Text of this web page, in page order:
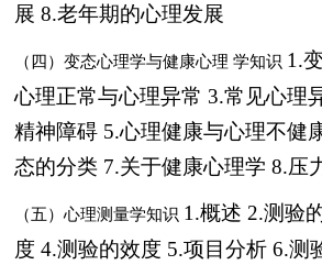
展8.老年期的心理发展
（四）变态心理学与健康心理学知识 1.
心理正常与心理异常 3.常见心理
精神障碍 5.心理健康与心理不健
态的分类 7.关于健康心理学8.压
（五）心理测量学知识 1.概述 2.测验
度4.测验的效度 5.项目分析6.测